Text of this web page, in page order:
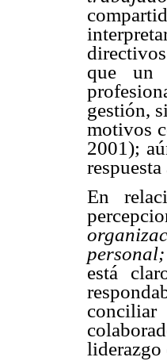
que un
gestión,
motivos
2001);
En
está
liderazgo